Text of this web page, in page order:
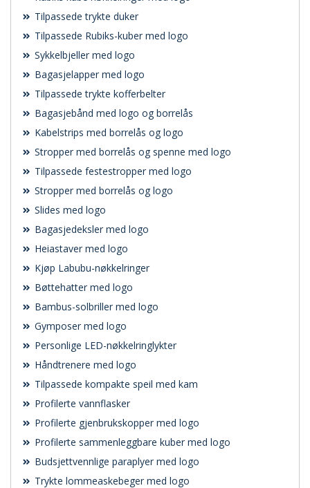
Tilpassede trykte duker
Tilpassede Rubiks-kuber med logo
Sykkelbjeller med logo
Bagasjelapper med logo
Tilpassede trykte kofferbelter
Bagasjebånd med logo og borrelås
Kabelstrips med borrelås og logo
Stropper med borrelås og spenne med logo
Tilpassede festestropper med logo
Stropper med borrelås og logo
Slides med logo
Bagasjedeksler med logo
Heiastaver med logo
Kjøp Labubu-nøkkelringer
Bøttehatter med logo
Bambus-solbriller med logo
Gymposer med logo
Personlige LED-nøkkelringlykter
Håndtrenere med logo
Tilpassede kompakte speil med kam
Profilerte vannflasker
Profilerte gjenbrukskopper med logo
Profilerte sammenleggbare kuber med logo
Budsjettvennlige paraplyer med logo
Trykte lommeaskebeger med logo